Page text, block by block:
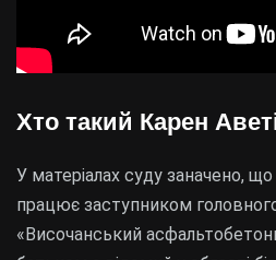
Хто такий Карен
У матеріалах суду заначено, що
працює заступником
«Височанський